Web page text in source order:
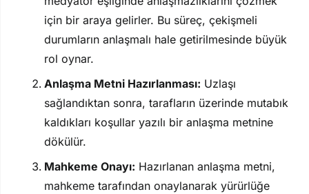
için bir araya gelirler. Bu süreç, çekişmeli
durumların anlaşmalı hale getirilmesinde büyük
rol oynar.
Anlaşma Metni Hazırlanması: Uzlaşı
sağlandıktan sonra, tarafların üzerinde mutabık
kaldıkları koşullar yazılı bir anlaşma metnine
dökülür.
Mahkeme Onayı: Hazırlanan anlaşma metni,
mahkeme tarafından onaylanarak yürürlüğe